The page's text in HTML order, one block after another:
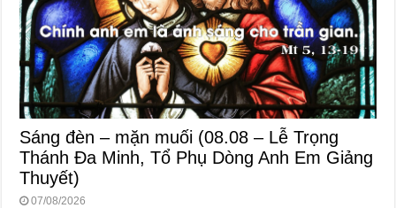
Sáng đèn – mặn muối (08.08 – Lễ Trọng
Thánh Đa Minh, Tổ Phụ Dòng Anh Em Giảng
Thuyết)
07/08/2026